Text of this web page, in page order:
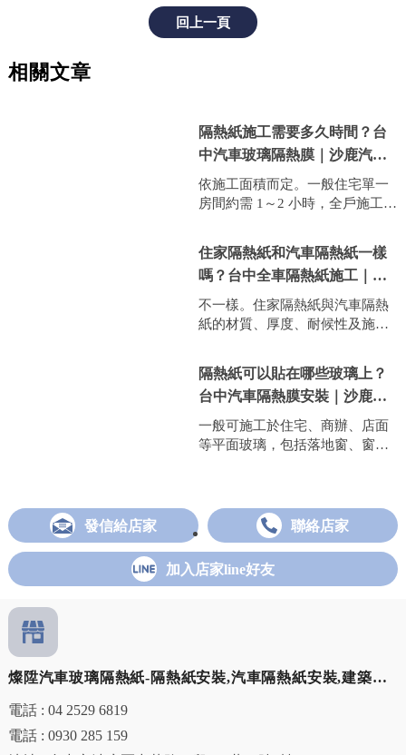
回上一頁
相關文章
隔熱紙施工需要多久時間？台
中汽車玻璃隔熱膜｜沙鹿汽車
玻璃隔熱膜沙鹿汽車玻璃隔熱
膜｜
依施工面積而定。一般住宅單一
房間約需 1～2 小時，全戶施工通
住家隔熱紙和汽車隔熱紙一樣
嗎？台中全車隔熱紙施工｜沙
鹿全車隔熱紙施工｜
不一樣。住家隔熱紙與汽車隔熱
紙的材質、厚度、耐候性及施工
隔熱紙可以貼在哪些玻璃上？
台中汽車隔熱膜安裝｜沙鹿汽
車隔熱膜安裝｜
一般可施工於住宅、商辦、店面
等平面玻璃，包括落地窗、窗
發信給店家 聯絡店家
加入店家line好友
燦陞汽車玻璃隔熱紙-隔熱紙安裝,汽車隔熱紙安裝,建築隔
熱紙安裝,玻璃修補,清水隔熱紙安裝,清水汽車隔熱紙安裝,
電話 : 04 2529 6819
電話 : 0930 285 159